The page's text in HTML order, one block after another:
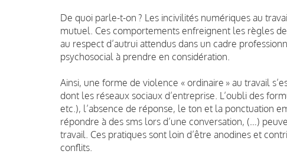
De quoi parle-t-on ? Les incivilités numériques au
mutuel. Ces comportements enfreignent les règles
au respect d’autrui attendus dans un cadre
psychosocial à prendre en considération.
Ainsi, une forme de violence « ordinaire » au travail
dont les réseaux sociaux d’entreprise. L’oubli des
etc.), l’absence de réponse, le ton et la ponctuation
répondre à des sms lors d’une conversation, (…)
travail. Ces pratiques sont loin d’être anodines et
conflits.